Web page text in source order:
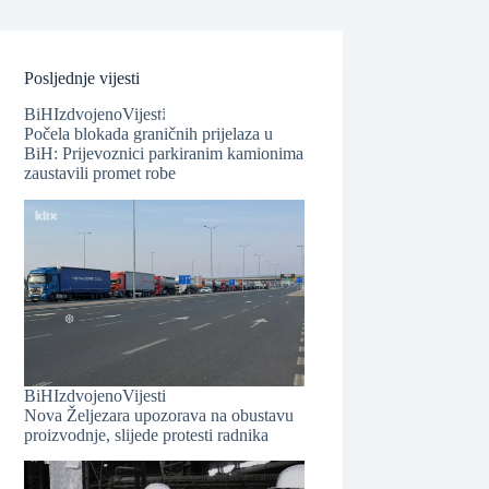
Posljednje vijesti
BiHIzdvojenoVijesti
Počela blokada graničnih prijelaza u
BiH: Prijevoznici parkiranim kamionima
zaustavili promet robe
BiHIzdvojenoVijesti
Nova Željezara upozorava na obustavu
proizvodnje, slijede protesti radnika
❆
❆